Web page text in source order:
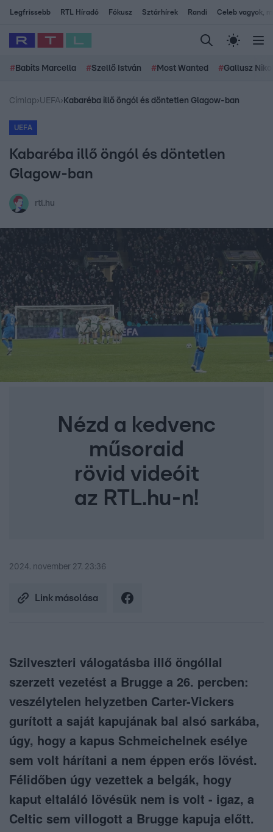
Legfrissebb RTL Híradó Fókusz Sztárhírek Randi Celeb vagyok,
# Babits Marcella #Szellő István # Most Wanted #Gallusz
Címlap›UEFA› Kabaréba illő öngól és döntetlen Glagow-ban
UEFA
Kabaréba illő öngól és döntetlen
Glagow-ban
rtl.hu
Nézd a kedvenc
műsoraid
rövid videóit
az RTL.hu-n!
2024. november 27. 23:36
Link másolása
Szilveszteri válogatásba illő öngóllal
szerzett vezetést a Brugge a 26. percben:
veszélytelen helyzetben Carter-Vickers
gurított a saját kapujának bal alsó sarkába,
úgy, hogy a kapus Schmeichelnek esélye
sem volt hárítani a nem éppen erős lövést.
Félidőben úgy vezettek a belgák, hogy
kaput eltaláló lövésük nem is volt - igaz, a
Celtic sem villogott a Brugge kapuja előtt.